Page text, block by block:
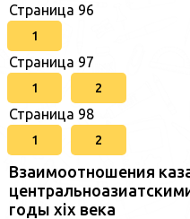
Страница 96
1
Страница 97
1 2
Страница 98
1 2
Взаимоотношения
годы xix века